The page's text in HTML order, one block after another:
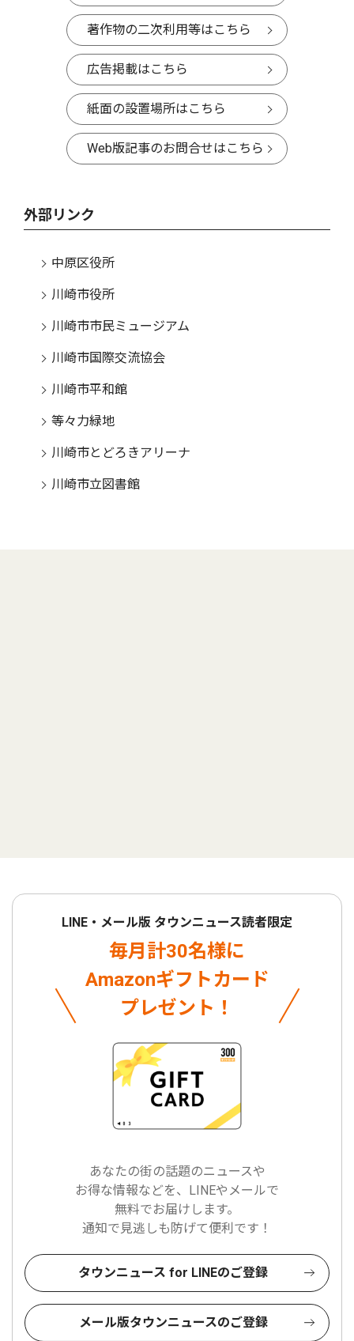
著作物の二次利用等はこちら
広告掲載はこちら
紙面の設置場所はこちら
Web版記事のお問合せはこちら
外部リンク
中原区役所
川崎市役所
川崎市市民ミュージアム
川崎市国際交流協会
川崎市平和館
等々力緑地
川崎市とどろきアリーナ
川崎市立図書館
LINE・メール版 タウンニュース読者限定
毎月計30名様に
Amazonギフトカード
プレゼント！
あなたの街の話題のニュースや
お得な情報などを、LINEやメールで
無料でお届けします。
通知で見逃しも防げて便利です！
タウンニュース for LINEのご登録
メール版タウンニュースのご登録